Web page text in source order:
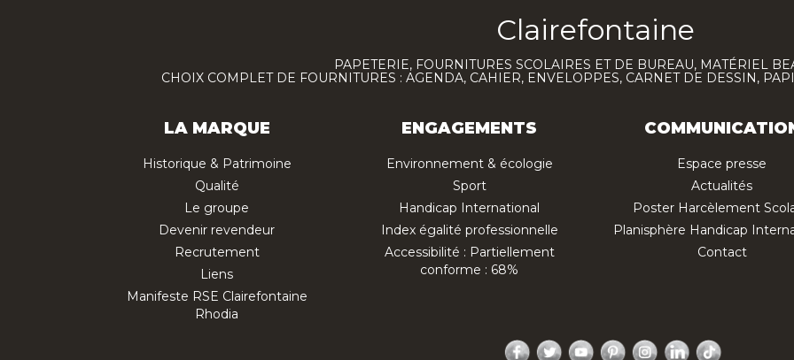
Clairefontaine
PAPETERIE, FOURNITURES SCOLAIRES ET DE BUREAU, MATÉRIEL
CHOIX COMPLET DE FOURNITURES : AGENDA, CAHIER, ENVELOPPES, CARNET DE DESSIN,
LA MARQUE
Historique & Patrimoine
Qualité
Le groupe
Devenir revendeur
Recrutement
Liens
Manifeste RSE Clairefontaine
Rhodia
ENGAGEMENTS
Environnement & écologie
Sport
Handicap International
Index égalité professionnelle
Accessibilité : Partiellement
conforme : 68%
Espace presse
Actualités
Poster Harcèlement
Planisphère Handicap
Contact
Facebook
TwitterYouTubePinterestInstagram
LinkedIn